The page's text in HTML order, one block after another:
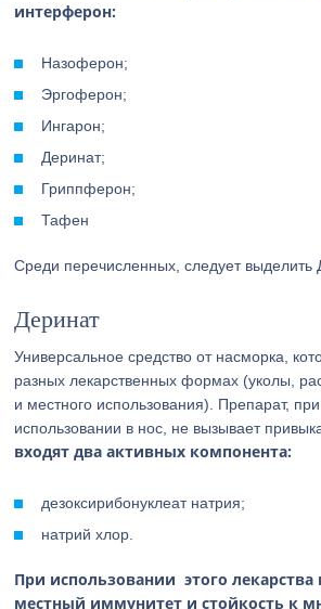
интерферон:
Назоферон;
Эргоферон;
Ингарон;
Деринат;
Гриппферон;
Тафен
Среди перечисленных, следует выделить
Деринат
Универсальное средство от насморка,
разных лекарственных формах (уколы,
и местного использования). Препарат,
использовании в нос, не вызывает
входят два активных компонента:
дезоксирибонуклеат натрия;
натрий хлор.
При использовании этого
местный иммунитет и стойкость к